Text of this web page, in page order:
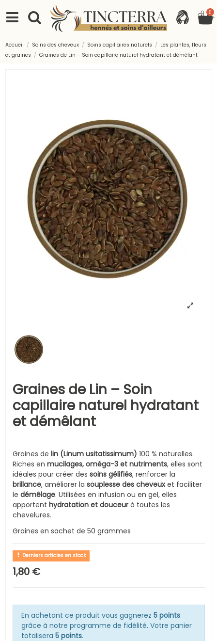
0
Accueil Soins des cheveux Soins capillaires naturels
Les plantes, fleurs
et graines
Graines de Lin – Soin capillaire naturel hydratant et démêlant
Graines de Lin – Soin
capillaire naturel hydratant
et démêlant
Graines de lin (Linum usitatissimum) 100 % naturelles.
Riches en mucilages, oméga-3 et nutriments, elles sont
idéales pour créer des soins gélifiés, renforcer la
brillance, améliorer la souplesse des cheveuxet faciliter
le démêlage. Utilisées en infusion ou en gel, elles
apportent hydratation et douceurà toutes les
chevelures.
Graines en sachet de 50 grammes
Derniers articles en stock
1,80 €
En achetant ce produit vous gagnerez 5 points
grâce à notre programme de fidélité. Votre panier
totalisera 5 points.